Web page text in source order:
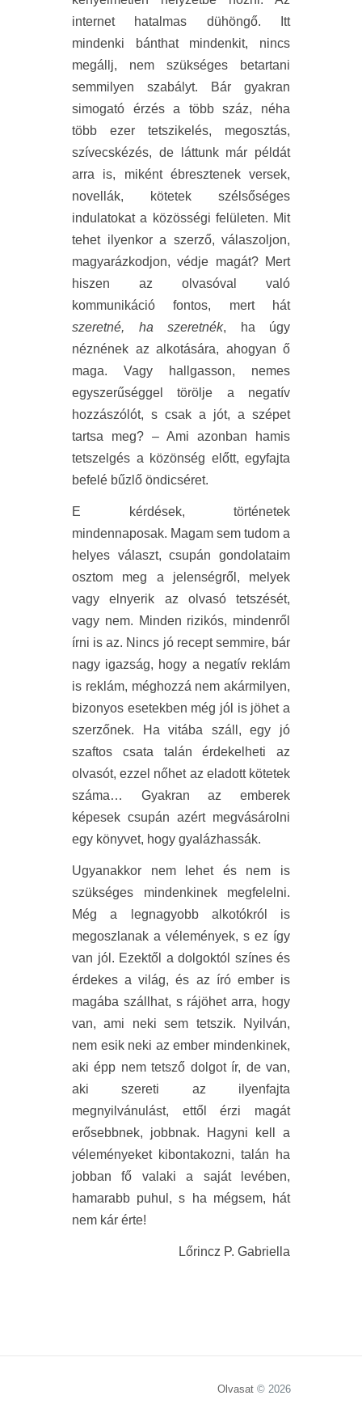
internet hatalmas dühöngő. Itt
mindenki bánthat mindenkit, nincs
megállj, nem szükséges betartani
semmilyen szabályt. Bár gyakran
simogató érzés a több száz, néha
több ezer tetszikelés, megosztás,
szívecskézés, de láttunk már példát
arra is, miként ébresztenek versek,
novellák, kötetek szélsőséges
indulatokat a közösségi felületen. Mit
tehet ilyenkor a szerző, válaszoljon,
magyarázkodjon, védje magát? Mert
hiszen az olvasóval való
kommunikáció fontos, mert hát
szeretné, ha szeretnék, ha úgy
néznének az alkotására, ahogyan ő
maga. Vagy hallgasson, nemes
egyszerűséggel törölje a negatív
hozzászólót, s csak a jót, a szépet
tartsa meg? – Ami azonban hamis
tetszelgés a közönség előtt, egyfajta
befelé bűzlő öndicséret.
E kérdések, történetek
mindennaposak. Magam sem tudom a
helyes választ, csupán gondolataim
osztom meg a jelenségről, melyek
vagy elnyerik az olvasó tetszését,
vagy nem. Minden rizikós, mindenről
írni is az. Nincs jó recept semmire, bár
nagy igazság, hogy a negatív reklám
is reklám, méghozzá nem akármilyen,
bizonyos esetekben még jól is jöhet a
szerzőnek. Ha vitába száll, egy jó
szaftos csata talán érdekelheti az
olvasót, ezzel nőhet az eladott kötetek
száma… Gyakran az emberek
képesek csupán azért megvásárolni
egy könyvet, hogy gyalázhassák.
Ugyanakkor nem lehet és nem is
szükséges mindenkinek megfelelni.
Még a legnagyobb alkotókról is
megoszlanak a vélemények, s ez így
van jól. Ezektől a dolgoktól színes és
érdekes a világ, és az író ember is
magába szállhat, s rájöhet arra, hogy
van, ami neki sem tetszik. Nyilván,
nem esik neki az ember mindenkinek,
aki épp nem tetsző dolgot ír, de van,
aki szereti az ilyenfajta
megnyilvánulást, ettől érzi magát
erősebbnek, jobbnak. Hagyni kell a
véleményeket kibontakozni, talán ha
jobban fő valaki a saját levében,
hamarabb puhul, s ha mégsem, hát
nem kár érte!
Lőrincz P. Gabriella
Olvasat © 2026